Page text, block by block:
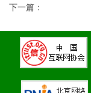
下一篇：